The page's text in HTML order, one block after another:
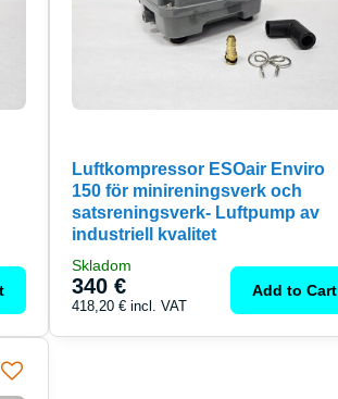
Luftkompressor ESOair Enviro
150 för minireningsverk och
satsreningsverk- Luftpump av
industriell kvalitet
Skladom
340 €
418,20 € incl. VAT
Add to Cart